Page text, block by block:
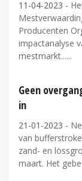
11-04-2023 -
Producenten
impactanalyse
mestmarkt...
Geen
in
21-01-2023 -
van
zand- en
maart. Het